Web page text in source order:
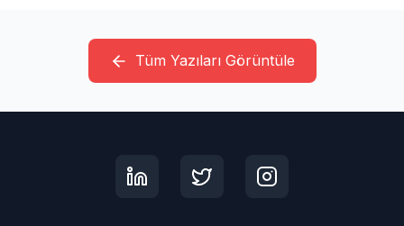
Tüm Yazıları Görüntüle